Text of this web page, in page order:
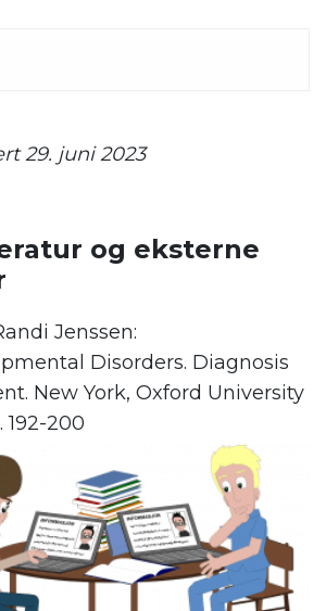
29. juni 2023
og eksterne
Jenssen:
Disorders. Diagnosis
New York, Oxford University
192-200